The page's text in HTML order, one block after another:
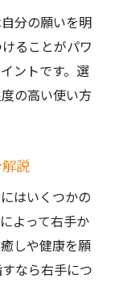
個性を楽し
と感じない
ンブレスの
分の願いを明
ることがパワ
ントです。選
の高い使い方
説
はいくつかの
よって右手か
しや健康を願
なら右手につ